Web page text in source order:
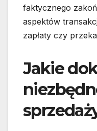
faktycznego
aspektów
zapłaty czy
Jakie